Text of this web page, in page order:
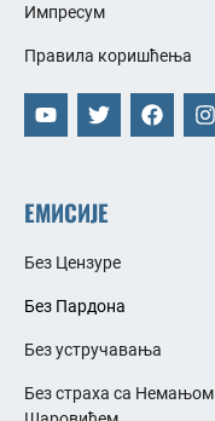
Импресум
Правила коришћења
ЕМИСИЈЕ
Без Цензуре
Без Пардона
Без устручавања
Без страха са Немањом